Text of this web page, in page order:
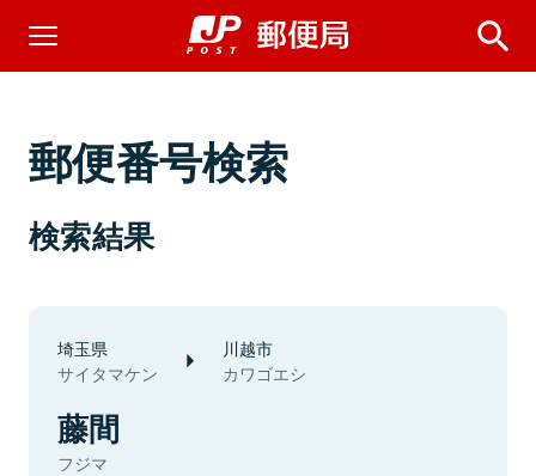
郵便番号検索
検索結果
埼玉県
サイタマケン
川越市
カワゴエシ
藤間
フジマ